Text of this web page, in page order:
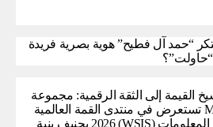
“حمد آل فطيح” هوية بصرية فريدة
القيمة إلى الثقة الرقمية: مجموعة
METRA تستعرض في منتدى القمة العالمية
لمجتمع المعلومات (WSIS) 2026 بجنيف بنية